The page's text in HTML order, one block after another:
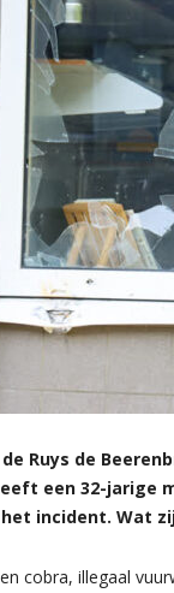
de Ruys de
een 32-jarige
incident. Wat
cobra, illegaal